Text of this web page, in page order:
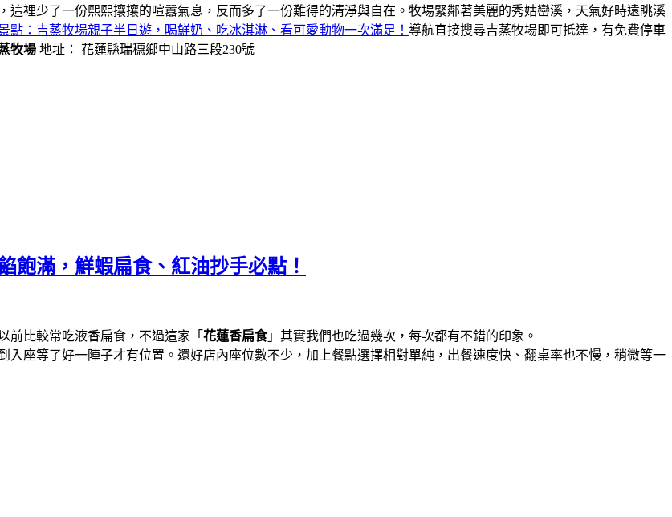
裡少了一份熙熙攘攘的喧囂氣息，反而多了一份難得的清淨與自在。牧場緊鄰著美麗的秀姑巒溪，天氣好時遠眺溪
點：吉蒸牧場親子半日遊，喝鮮奶、吃冰淇淋、看可愛動物一次滿足！ 導航直接搜尋吉蒸牧場即可抵達，有免費停車
牧場 地址： 花蓮縣瑞穗鄉中山路三段230號
飽滿，鮮蝦扁食、紅油抄手必點！
前比較常吃液香扁食，不過這家「 花蓮香扁食」其實我們也吃過幾次，每次都有不錯的印象。
座等了好一陣子才有位置。還好店內座位數不少，加上餐點選擇相對單純，出餐速度快、翻桌率也不慢，稍微等一